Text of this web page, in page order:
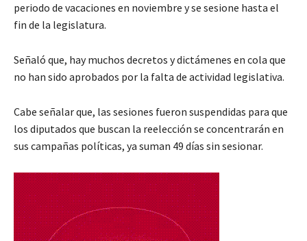
periodo de vacaciones en noviembre y se sesione hasta el
fin de la legislatura.
Señaló que, hay muchos decretos y dictámenes en cola que
no han sido aprobados por la falta de actividad legislativa.
Cabe señalar que, las sesiones fueron suspendidas para que
los diputados que buscan la reelección se concentrarán en
sus campañas políticas, ya suman 49 días sin sesionar.